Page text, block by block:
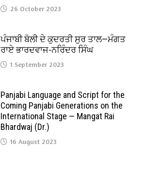
26 October 2023
ਪੰਜਾਬੀ ਬੋਲੀ ਦੇ ਕੁਦਰਤੀ ਸੁਰ ਤਾਲ—ਮੰਗਤ
ਰਾਏ ਭਾਰਦਵਾਜ-ਨਰਿੰਦਰ ਸਿੰਘ
1 September 2023
Panjabi Language and Script for the
Coming Panjabi Generations on the
International Stage — Mangat Rai
Bhardwaj (Dr.)
16 August 2023